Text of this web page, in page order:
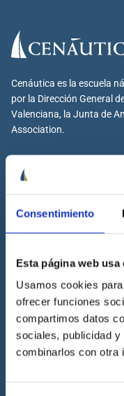
Consentimiento
Esta página web usa
Usamos cookies
ofrecer funciones
compartimos datos
sociales, publicidad y
combinarlos con otra
Cenáutica es la escuela
por la Dirección General
Valenciana, la Junta de
Association.
Escuela náutica
Contacta con Cenáutica
Historia de Cenáutica
Trabaja con Cenáutica
Sala de prensa
Preguntas frecuentes